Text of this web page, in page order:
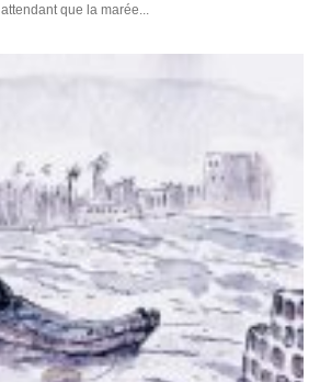
attendant que la marée...